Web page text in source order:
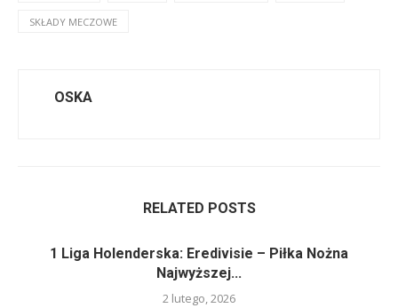
SKŁADY MECZOWE
OSKA
RELATED POSTS
1 Liga Holenderska: Eredivisie – Piłka Nożna
Najwyższej...
2 lutego, 2026